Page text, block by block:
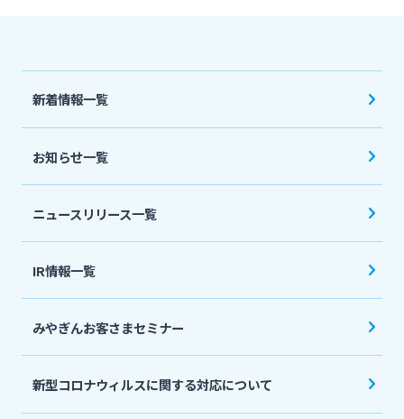
株主・投資家の皆さま
採用情報
お問い合わせ先一覧
新着情報一覧
お知らせ一覧
ニュースリリース一覧
IR情報一覧
みやぎんお客さまセミナー
新型コロナウィルスに関する対応について